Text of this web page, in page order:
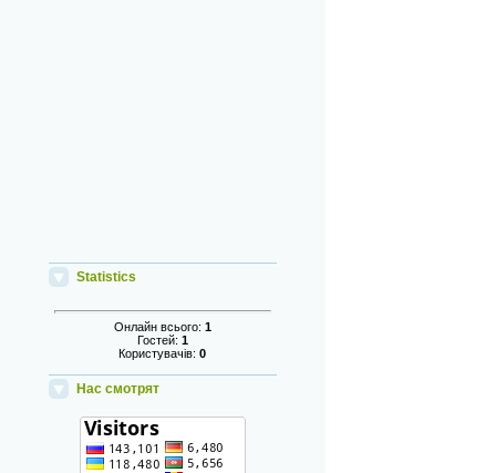
Statistics
Онлайн всього: 1
Гостей: 1
Користувачів:0
Нас смотрят